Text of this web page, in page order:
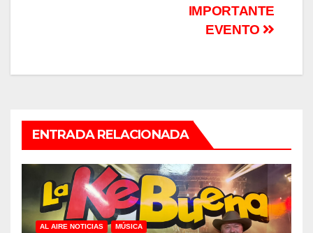
IMPORTANTE
EVENTO
ENTRADA RELACIONADA
AL AIRE NOTICIAS MÚSICA